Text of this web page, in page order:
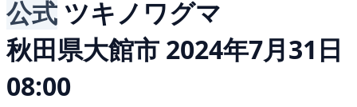
公式 ツキノワグマ
秋田県大館市 2024年7月31日
08:00